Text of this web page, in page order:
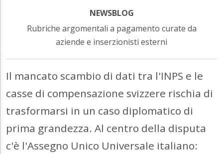
NEWSBLOG
Rubriche argomentali a pagamento curate da
aziende e inserzionisti esterni
Il mancato scambio di dati tra l'INPS e le
casse di compensazione svizzere rischia di
trasformarsi in un caso diplomatico di
prima grandezza. Al centro della disputa
c'è l'Assegno Unico Universale italiano: